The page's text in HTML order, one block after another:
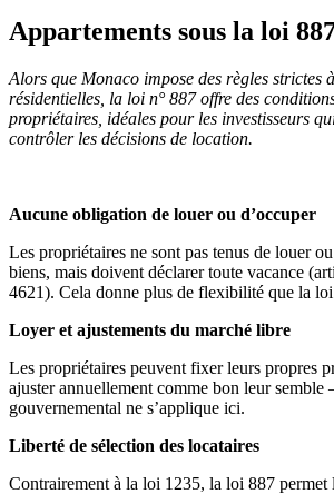
Appartements sous la loi
Alors que Monaco impose des règles strictes
résidentielles, la loi n° 887 offre des
propriétaires, idéales pour les investisseurs
contrôler les décisions de location.
Aucune obligation de louer ou d’occuper
Les propriétaires ne sont pas tenus de louer
biens, mais doivent déclarer toute vacance
4621). Cela donne plus de flexibilité que la
Loyer et ajustements du marché libre
Les propriétaires peuvent fixer leurs propres
ajuster annuellement comme bon leur semble
gouvernemental ne s’applique ici.
Liberté de sélection des locataires
Contrairement à la loi 1235, la loi 887 permet